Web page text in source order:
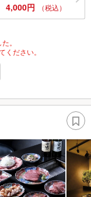
4,000円 （税込）
。
ださい。